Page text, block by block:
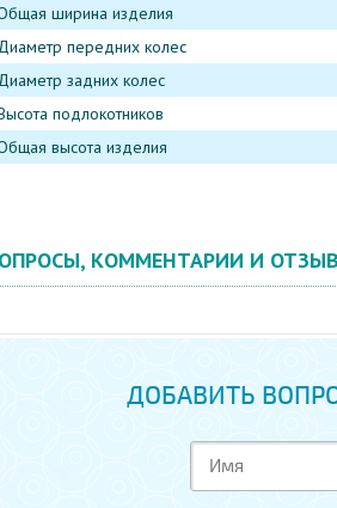
ширина изделия
передних колес
задних колес
подлокотников
высота изделия
КОММЕНТАРИИ И
ДОБАВИТЬ